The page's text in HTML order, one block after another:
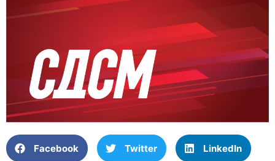
Facebook Twitter LinkedIn